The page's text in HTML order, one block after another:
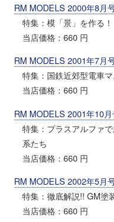
RM MODELS 2000年8月
特集：模「景」を作る！
当店価格：660 円
RM MODELS 2001年7月
特集：国鉄近郊型電車マ
当店価格：660 円
RM MODELS 2001年10月
特集：プラスアルファ
系たち
当店価格：660 円
RM MODELS 2002年5月
特集：徹底解説!! GM塗
当店価格：660 円